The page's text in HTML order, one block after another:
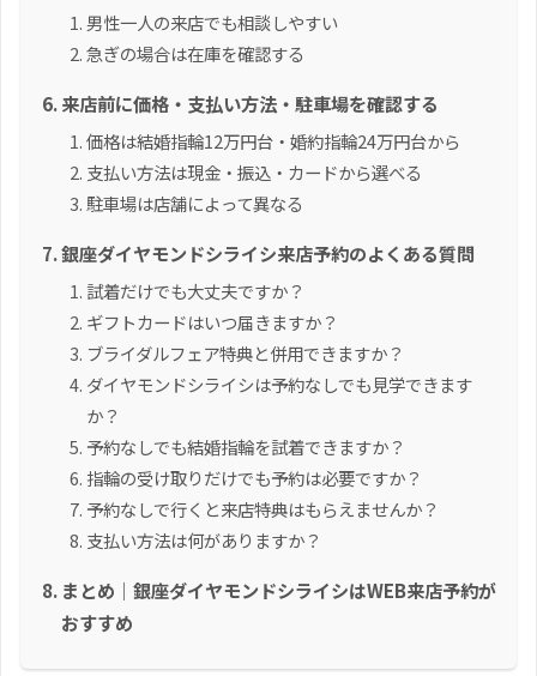
男性一人の来店でも相談しやすい
急ぎの場合は在庫を確認する
来店前に価格・支払い方法・駐車場を確認する
価格は結婚指輪12万円台・婚約指輪24万円台から
支払い方法は現金・振込・カードから選べる
駐車場は店舗によって異なる
銀座ダイヤモンドシライシ来店予約のよくある質問
試着だけでも大丈夫ですか？
ギフトカードはいつ届きますか？
ブライダルフェア特典と併用できますか？
ダイヤモンドシライシは予約なしでも見学できます
か？
予約なしでも結婚指輪を試着できますか？
指輪の受け取りだけでも予約は必要ですか？
予約なしで行くと来店特典はもらえませんか？
支払い方法は何がありますか？
まとめ｜銀座ダイヤモンドシライシはWEB来店予約が
おすすめ